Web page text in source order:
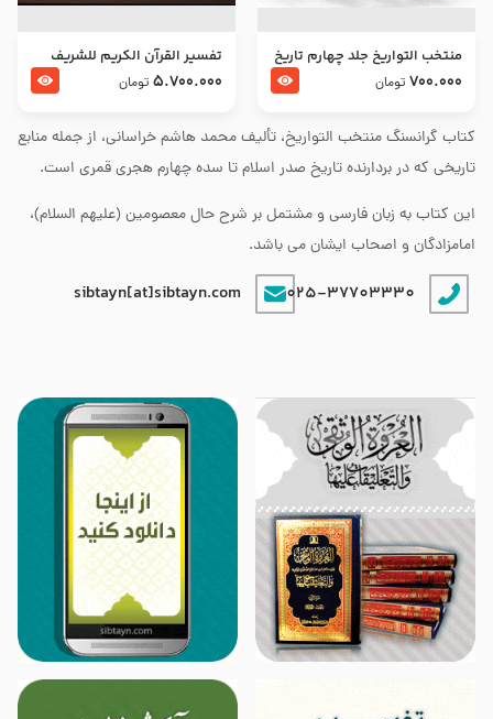
کتاب گرانسنگ منتخب التواريخ، تألیف محمد هاشم خراسانی، از جمله منابع
تاریخی که در بردارنده تاریخ صدر اسلام تا سده چهارم هجری قمری است.
این کتاب به زبان فارسی و مشتمل بر شرح حال معصومین (علیهم السلام)،
امامزادگان و اصحاب ایشان می باشد.
025-37703330
sibtayn[at]sibtayn.com
منتخب التواریخ جلد چهارم تاریخ
امام زین العابدین و امام محمد
700.000 تومان
تفسير القرآن الكريم للشريف
المرتضي قدس سرّه
5.700.000 تومان